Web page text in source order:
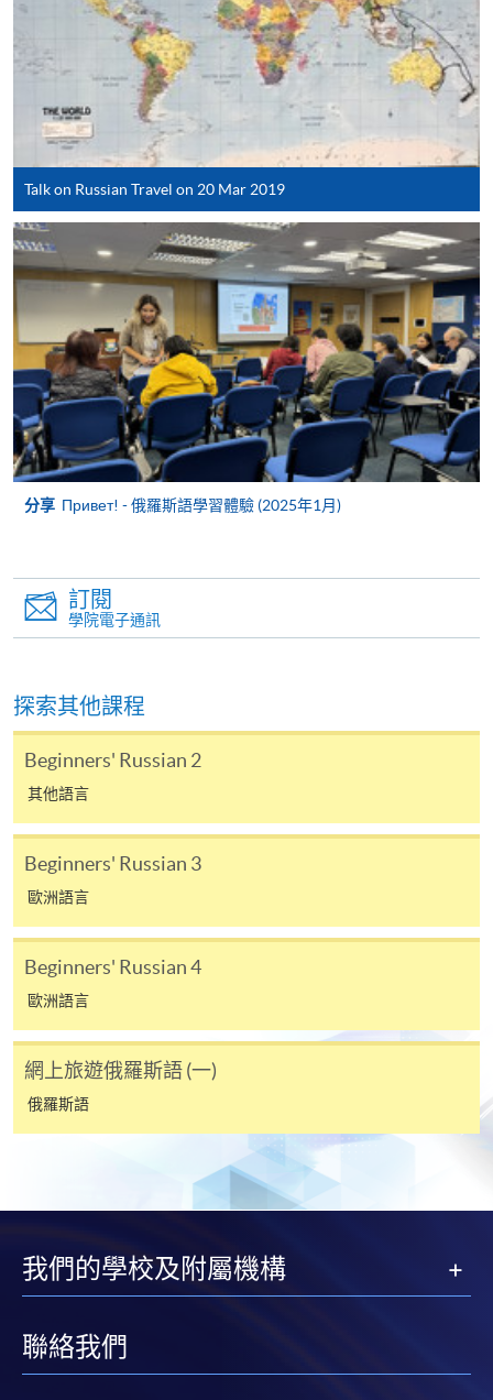
SF26報名表，親往報名中心或以郵遞方式連同學
費以及所需證明文件呈交。
下載報名表SF26
申請學歷頒授及專業課程可能需要其他資料，報名
往報名中心或以郵遞方式遞交。
報讀同一學歷頒授課程內其他單元
​學院為學歷頒授課程特設「註冊及學費通知」，適
用於一般學歷頒授課程。
課程負責人會為學員送上「註冊及學費通知」
(「通知」)，請填妥有關「通知」，並親往報名中
心或以郵遞方式，遞交「通知」及繳交所需費用。
何疑問，請詳閱個別課程資料，或聯絡有關課程負責
人或報名中心。
選用網上報名服務必須在已接駁互聯網及支援
JavaScript程式瀏覽器的電腦上進行。建議選用
Google Chrome瀏覽器。
必須重新開始整個申請程序。
報讀優惠，請親臨學院的報名中心報名。
在網上報名過程中，由於提交課程申請和付款在系
統處理上為兩個不同的程序，成功付款並不保證成
功被獲取錄。任何不成功的申請，課程組職員將儘
申請人應注意，不論親身或網上報讀，相同的課
程/科目只可提交一次申請。
確認。另外，確認電子郵件亦會發送到 閣下的電
子郵件帳戶。請保留確定回條作日後查詢用途。
除特殊情況(例如課程因報名人數不足而被取消)及
如須甄選入學，則正式收據並不可作為 閣下已獲
取錄的證明。學院將在截止報名日期後儘快通知申
學費。
Talk on Russian Travel on 20 Mar 2019
分享 Привет! - 俄羅斯語學習體驗 (2025年1月)
訂閱
學院電子通訊
探索其他課程
Beginners' Russian 2
其他語言
Beginners' Russian 3
歐洲語言
Beginners' Russian 4
歐洲語言
網上旅遊俄羅斯語 (一)
俄羅斯語
我們的學校及附屬機構
聯絡我們